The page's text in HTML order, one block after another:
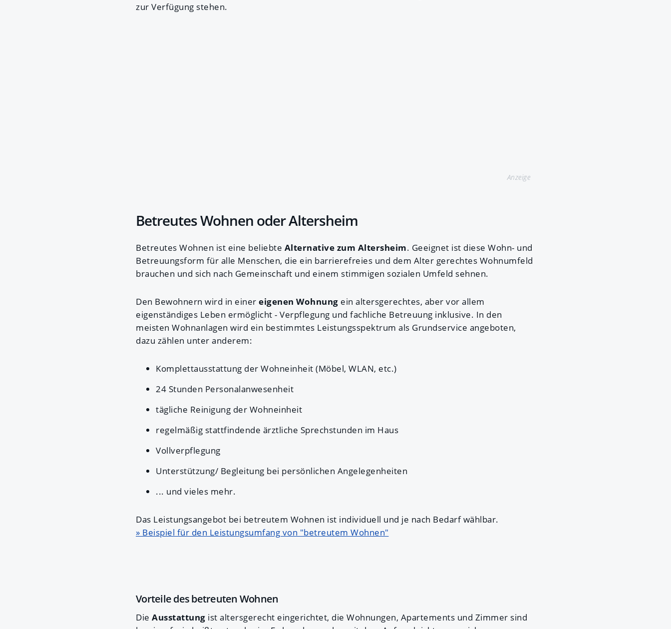
zur Verfügung stehen.
Anzeige
Betreutes Wohnen oder Altersheim
Betreutes Wohnen ist eine beliebte Alternative zum Altersheim. Geeignet ist diese Wohn- und
Betreuungsform für alle Menschen, die ein barrierefreies und dem Alter gerechtes Wohnumfeld
brauchen und sich nach Gemeinschaft und einem stimmigen sozialen Umfeld sehnen.
Den Bewohnern wird in einer eigenen Wohnung ein altersgerechtes, aber vor allem
eigenständiges Leben ermöglicht - Verpflegung und fachliche Betreuung inklusive. In den
meisten Wohnanlagen wird ein bestimmtes Leistungsspektrum als Grundservice angeboten,
dazu zählen unter anderem:
Komplettausstattung der Wohneinheit (Möbel, WLAN, etc.)
24 Stunden Personalanwesenheit
tägliche Reinigung der Wohneinheit
regelmäßig stattfindende ärztliche Sprechstunden im Haus
Vollverpflegung
Unterstützung/ Begleitung bei persönlichen Angelegenheiten
... und vieles mehr.
Das Leistungsangebot bei betreutem Wohnen ist individuell und je nach Bedarf wählbar.
» Beispiel für den Leistungsumfang von "betreutem Wohnen"
Vorteile des betreuten Wohnen
Die Ausstattung ist altersgerecht eingerichtet, die Wohnungen, Apartements und Zimmer sind